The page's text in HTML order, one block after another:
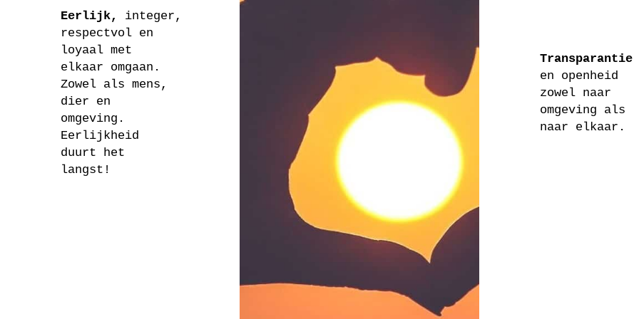
Eerlijk, integer,
respectvol en
loyaal met
elkaar omgaan.
Zowel als mens,
dier en
omgeving.
Eerlijkheid
duurt het
langst!
Transparantie
en openheid
zowel naar
omgeving als
naar elkaar.